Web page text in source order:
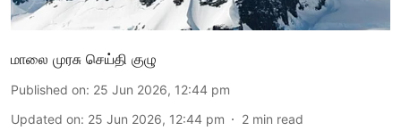
மாலை முரசு செய்தி குழு
Published on: 25 Jun 2026, 12:44 pm
Updated on: 25 Jun 2026, 12:44 pm 2 min read